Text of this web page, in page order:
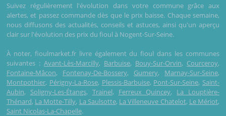
Suivez régulièrement l'évolution dans votre commune grâce aux
alertes, et passez commande dès que le prix baisse. Chaque semaine,
nous diffusons des actualités, conseils et astuces, ainsi qu'un aperçu
clair sur l'évolution des prix du fioul à Nogent-Sur-Seine.
À noter, fioulmarket.fr livre également du fioul dans les communes
suivantes : Avant-Lès-Marcilly, Barbuise, Bouy-Sur-Orvin, Courceroy,
Fontaine-Mâcon, Fontenay-De-Bossery, Gumery, Marnay-Sur-Seine,
Montpothier, Périgny-La-Rose, Plessis-Barbuise, Pont-Sur-Seine, Saint-
Aubin, Soligny-Les-Étangs, Trainel, Ferreux Quincey, La Louptière-
Thénard, La Motte-Tilly, La Saulsotte, La Villeneuve Chatelot, Le Mériot,
Saint Nicolas-La-Chapelle.